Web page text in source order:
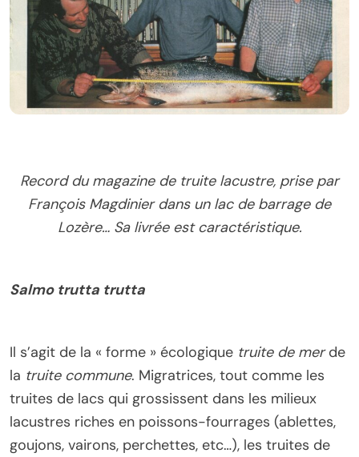
Record du magazine de truite lacustre, prise par
François Magdinier dans un lac de barrage de
Lozère… Sa livrée est caractéristique.
Salmo trutta trutta
Il s’agit de la « forme » écologique truite de merde
la truite commune. Migratrices, tout comme les
truites de lacs qui grossissent dans les milieux
lacustres riches en poissons-fourrages (ablettes,
goujons, vairons, perchettes, etc…), les truites de